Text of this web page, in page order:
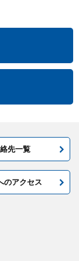
先一覧
のアクセス